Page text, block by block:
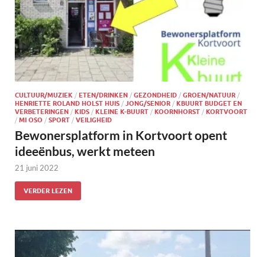
CULTUUR/MUZIEK / ETEN/DRINKEN / GEZONDHEID / GROEN/NATUUR /
HENRIETTE ROLAND HOLST HUIS / JONG/SENIOR / KBUURT BUDGET EN
VERBETERINGEN / KIDS / KLEINE K-BUURT / KOORNHORST / KORTVOORT
/ MI OSO / SPORT / VEILIGHEID
Bewonersplatform in Kortvoort opent
ideeënbus, werkt meteen
21 juni 2022
VERDER LEZEN